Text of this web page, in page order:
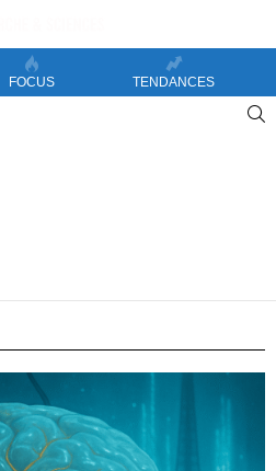
FOCUS TENDANCES